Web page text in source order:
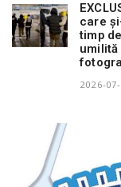
care
timp
umilită
2026-